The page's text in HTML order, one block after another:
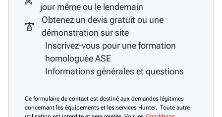
jour même ou le lendemain
Obtenez un devis gratuit ou une
démonstration sur site
Inscrivez-vous pour une formation
homologuée ASE
Informations générales et questions
Ce formulaire de contact est destiné aux demandes légitimes
concernant les équipements et les services Hunter. Toute autre